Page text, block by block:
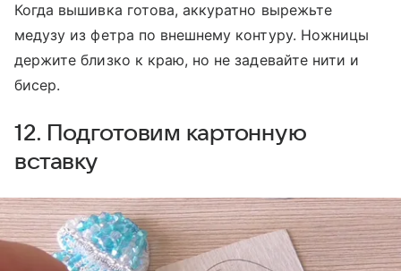
Когда вышивка готова, аккуратно вырежьте
медузу из фетра по внешнему контуру. Ножницы
держите близко к краю, но не задевайте нити и
бисер.
12. Подготовим картонную
вставку